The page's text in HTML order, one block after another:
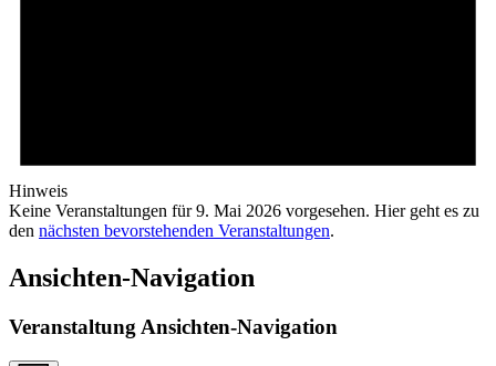
Hinweis
Keine Veranstaltungen für 9. Mai 2026 vorgesehen. Hier geht es zu
den nächsten bevorstehenden Veranstaltungen.
Ansichten-Navigation
Veranstaltung Ansichten-Navigation